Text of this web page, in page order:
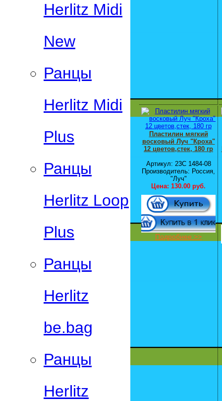
Herlitz Midi
New
Ранцы
Herlitz Midi
Plus
Ранцы
Herlitz Loop
Plus
Ранцы
Herlitz
be.bag
Ранцы
Herlitz
Пластилин мягкий
восковый Луч "Кроха"
12 цветов,стек, 180 гр
Артикул: 23C 1484-08
Производитель: Россия,
"Луч"
Цена: 130.00 руб.
Подробнее >>